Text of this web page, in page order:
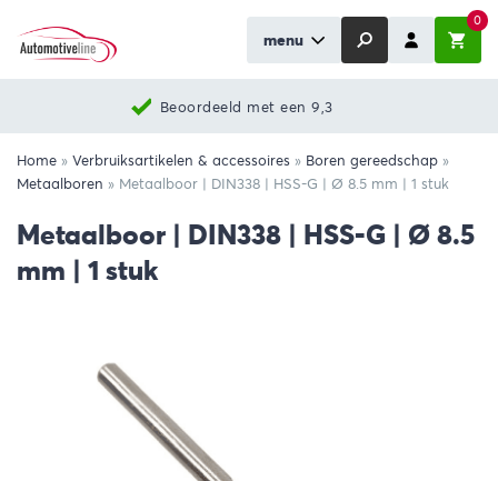
menu
0
Beoordeeld met een 9,3
Home » Verbruiksartikelen & accessoires » Boren gereedschap »
Metaalboren » Metaalboor | DIN338 | HSS-G | Ø 8.5 mm | 1 stuk
Metaalboor | DIN338 | HSS-G | Ø 8.5
mm | 1 stuk